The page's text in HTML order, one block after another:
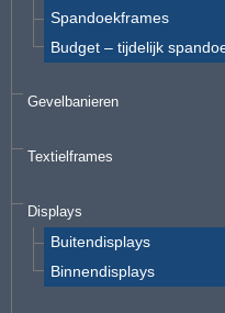
Spandoekframes
Budget – tijdelijk
Gevelbanieren
Textielframes
Displays
Buitendisplays
Binnendisplays